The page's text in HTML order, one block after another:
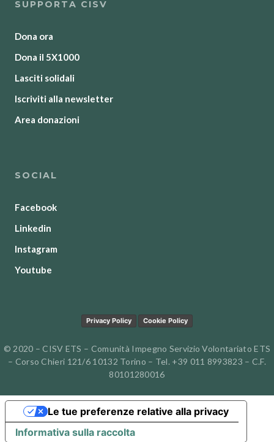
SUPPORTA CISV
Dona ora
Dona il 5X1000
Lasciti solidali
Iscriviti alla newsletter
Area donazioni
SOCIAL
Facebook
Linkedin
Instagram
Youtube
Privacy Policy Cookie Policy
© 2020 – CISV ETS – Comunità Impegno Servizio Volontariato ETS
– Corso Chieri 121/6 10132 Torino – Tel. +39 011 8993823 – C.F.
80101280016
Informativa sulla raccolta
Le tue preferenze relative alla privacy